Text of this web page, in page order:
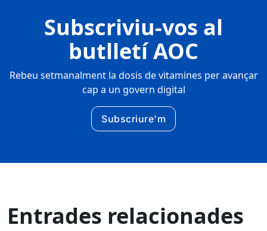
Subscriviu-vos al
butlletí AOC
Rebeu setmanalment la dosis de vitamines per avançar
cap a un govern digital
Subscriure'm
Entrades relacionades